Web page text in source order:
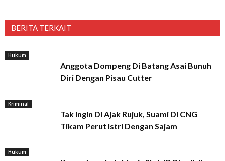
BERITA TERKAIT
Hukum
Anggota Dompeng Di Batang Asai Bunuh
Diri Dengan Pisau Cutter
Kriminal
Tak Ingin Di Ajak Rujuk, Suami Di CNG
Tikam Perut Istri Dengan Sajam
Hukum